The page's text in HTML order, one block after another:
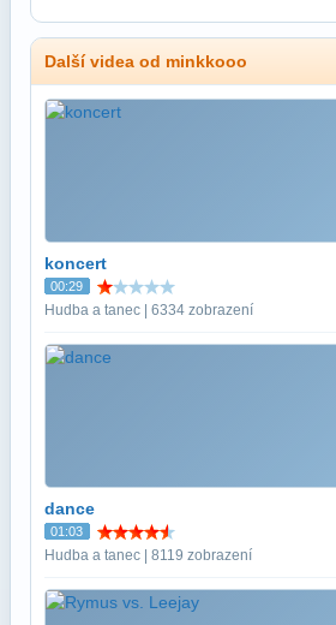
Další videa od minkkooo
koncert
00:29
Hudba a tanec | 6334 zobrazení
dance
01:03
Hudba a tanec | 8119 zobrazení